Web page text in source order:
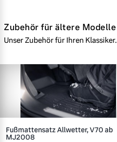
Zubehör für ältere Modelle
Unser Zubehör für Ihren Klassiker.
Fußmattensatz Allwetter, V70 ab
MJ2008